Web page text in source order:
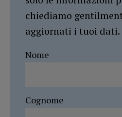
chiediamo
aggiornati i tuoi dati.
Nome
Cognome